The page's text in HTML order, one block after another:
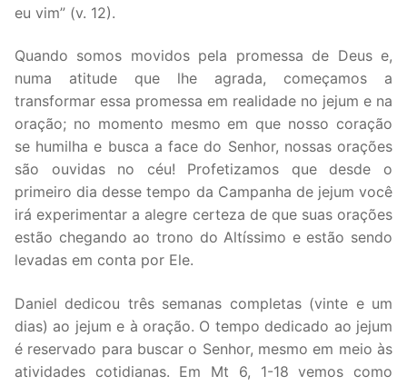
eu vim” (v. 12).
Quando somos movidos pela promessa de Deus e,
numa atitude que lhe agrada, começamos a
transformar essa promessa em realidade no jejum e na
oração; no momento mesmo em que nosso coração
se humilha e busca a face do Senhor, nossas orações
são ouvidas no céu! Profetizamos que desde o
primeiro dia desse tempo da Campanha de jejum você
irá experimentar a alegre certeza de que suas orações
estão chegando ao trono do Altíssimo e estão sendo
levadas em conta por Ele.
Daniel dedicou três semanas completas (vinte e um
dias) ao jejum e à oração. O tempo dedicado ao jejum
é reservado para buscar o Senhor, mesmo em meio às
atividades cotidianas. Em Mt 6, 1-18 vemos como